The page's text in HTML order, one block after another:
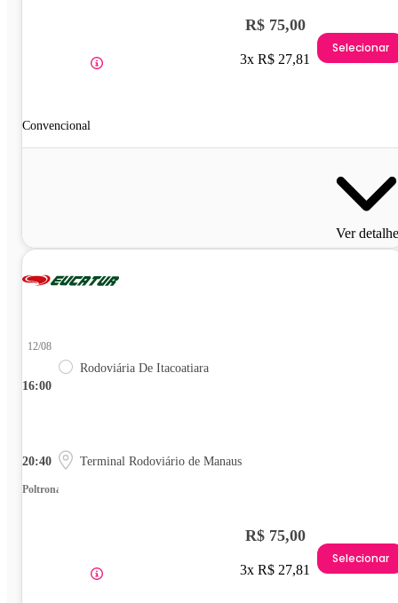
Convencional
R$ 75,00
3x R$ 27,81
Selecionar
Ver
16:00
12/08
Rodoviária De Itacoatiara
20:40 Terminal Rodoviário de Manaus
Poltrona
R$ 75,00
3x R$ 27,81
Selecionar